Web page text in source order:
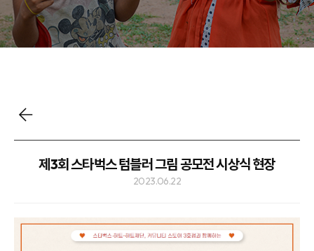
사업소식
제3회 스타벅스 텀블러 그림 공모전 시상식 현장
2023.06.22